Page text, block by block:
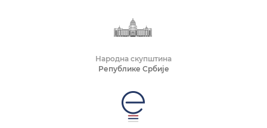
Народна скупштина
Републике Србије